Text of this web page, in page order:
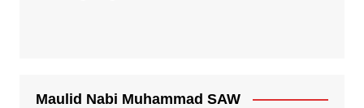
Maulid Nabi Muhammad SAW